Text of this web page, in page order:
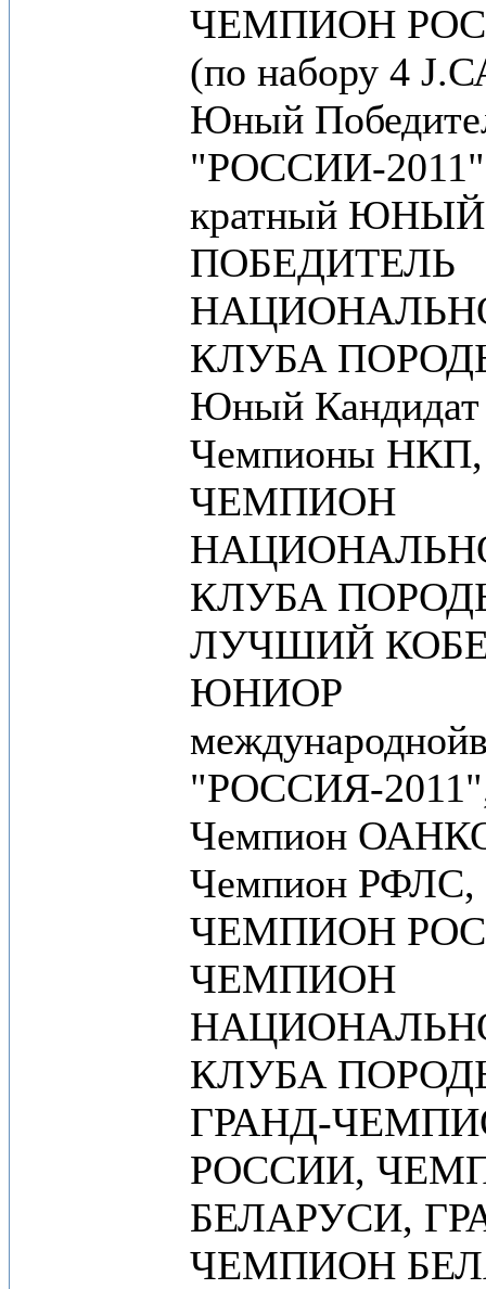
ЧЕМПИОН
(по набору 4
Юный
"РОССИИ-
кратный ЮНЫЙ
ПОБЕДИТЕЛЬ
КЛУБА
Юный Кандидат
Чемпионы
ЧЕМПИОН
КЛУБА
ЛУЧШИЙ
ЮНИОР
"РОССИЯ-
Чемпион
Чемпион РФЛС,
ЧЕМПИОН
ЧЕМПИОН
КЛУБА
ГРАНД-
РОССИИ,
БЕЛАРУСИ,
ЧЕМПИОН